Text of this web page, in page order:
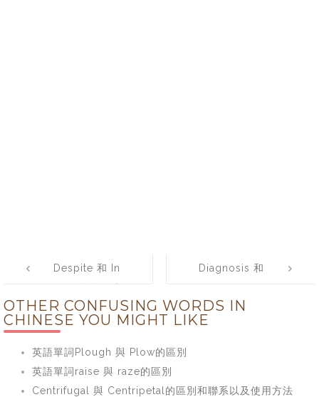
navigation
Despite 和 In
及用法解釋
Diagnosis 和
OTHER CONFUSING WORDS IN
CHINESE YOU MIGHT LIKE
英語單詞Plough 與 Plow的區別
英語單詞raise 與 raze的區別
Centrifugal 與 Centripetal的區別和聯系以及使用方法